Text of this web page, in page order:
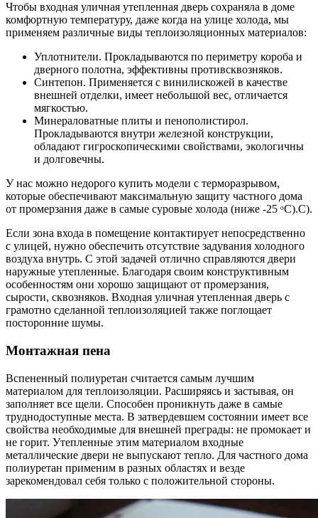
Чтобы входная уличная утепленная дверь сохраняла в доме
комфортную температуру, даже когда на улице холода, мы
применяем различные виды теплоизоляционных материалов:
Уплотнители. Прокладываются по периметру короба и
дверного полотна, эффективны противсквозняков.
Синтепон. Применяется с винилискожей в качестве
внешней отделки, имеет небольшой вес, отличается
мягкостью.
Минераловатные плиты и пенополистирол.
Прокладываются внутри железной конструкции,
обладают гигроскопическими свойствами, экологичны
и долговечны.
У нас можно недорого купить модели с терморазрывом,
которые обеспечивают максимальную защиту частного дома
от промерзания даже в самые суровые холода (ниже -25 ᵒС).С).
Если зона входа в помещение контактирует непосредственно
с улицей, нужно обеспечить отсутствие задувания холодного
воздуха внутрь. С этой задачей отлично справляются двери
наружные утепленные. Благодаря своим конструктивным
особенностям они хорошо защищают от промерзания,
сырости, сквозняков. Входная уличная утепленная дверь с
грамотно сделанной теплоизоляцией также поглощает
посторонние шумы.
Монтажная пена
Вспененный полиуретан считается самым лучшим
материалом для теплоизоляции. Расширяясь и застывая, он
заполняет все щели. Способен проникнуть даже в самые
труднодоступные места. В затвердевшем состоянии имеет все
свойства необходимые для внешней преграды: не промокает и
не горит. Утепленные этим материалом входные
металлические двери не выпускают тепло. Для частного дома
полиуретан применим в разных областях и везде
зарекомендовал себя только с положительной стороны.